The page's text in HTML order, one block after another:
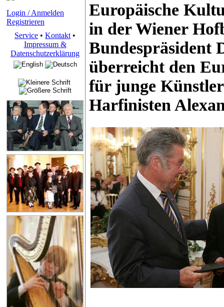
Login / Anmelden
Registrieren
Service • Kontakt •
Impressum &
Datenschutzerklärung
Europäische
in der Wiener
Bundespräsident
überreicht den
für junge
Harfinisten